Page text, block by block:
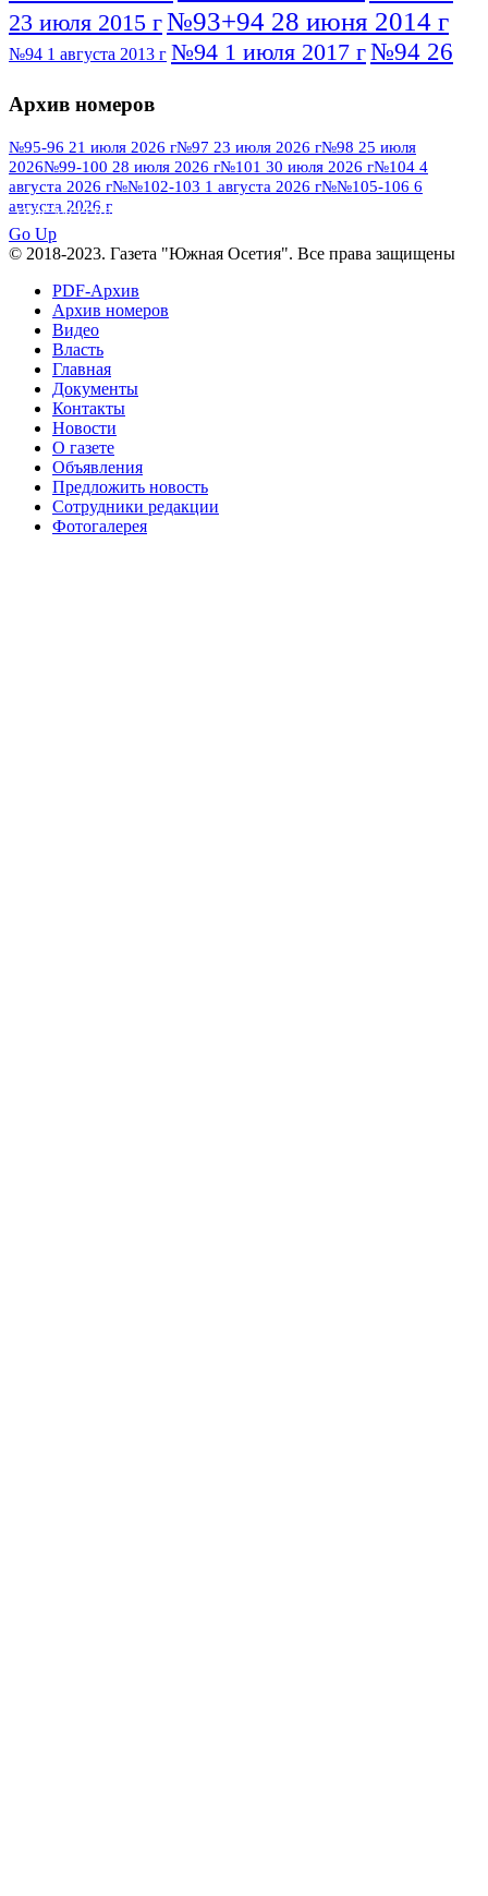
23 июля 2015 г№93+94 28 июня 2014 г
№94 1 августа 2013 г №94 1 июля 2017 г№94 26
№95 7 августа 2012 г
№95 28 июля 2016 г№95+96 3 августа
2013 г№96 6 июля 2017 г№96 9 августа
2012 г №96 28 июля 2015 г
№96+97 30 июля 2016 г
№97 11 августа 2012 г
№97 30 июля 2015 г
№98 2 августа 2016 г
августа 2013 г
№98+99 11 июля 2017 г
августа 2016 г
августа 2012 г
Архив номеров
№95-96 21 июля 2026 г№97 23 июля 2026 г№98 25 июля
2026№99-100 28 июля 2026 г№101 30 июля 2026 г№104 4
августа 2026 г№№102-103 1 августа 2026 г№№105-106 6
августа 2026 г
ПОСМОТРЕТЬ ВСЕ
Go Up
© 2018-2023. Газета "Южная Осетия". Все права защищены
PDF-Архив
Архив номеров
Видео
Власть
Главная
Документы
Контакты
Новости
О газете
Объявления
Предложить новость
Сотрудники редакции
Фотогалерея